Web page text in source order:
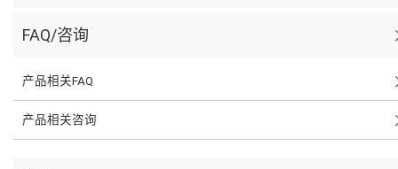
FAQ/咨询
产品相关FAQ
产品相关咨询